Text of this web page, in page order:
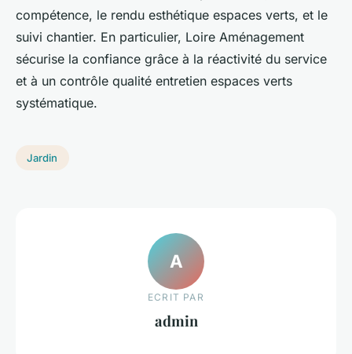
compétence, le rendu esthétique espaces verts, et le
suivi chantier. En particulier, Loire Aménagement
sécurise la confiance grâce à la réactivité du service
et à un contrôle qualité entretien espaces verts
systématique.
Jardin
A
ECRIT PAR
admin